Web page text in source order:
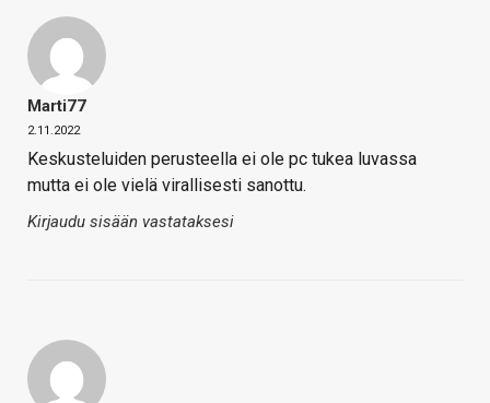
Marti77
2.11.2022
Keskusteluiden perusteella ei ole pc tukea luvassa
mutta ei ole vielä virallisesti sanottu.
Kirjaudu sisään vastataksesi